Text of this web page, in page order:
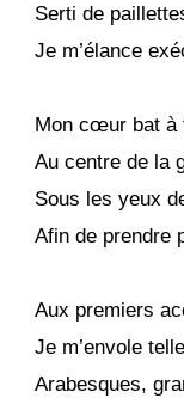
Serti de
Je m’élance
Mon cœur bat à
Au centre de la
Sous les yeux
Afin de prendre
Aux premiers
Je m’envole
Arabesques,